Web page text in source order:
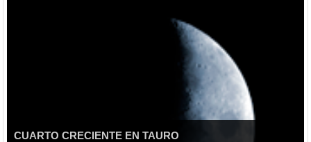
CUARTO CRECIENTE EN TAURO